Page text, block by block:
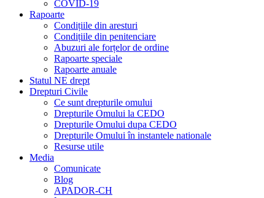
COVID-19
Rapoarte
Condițiile din aresturi
Condițiile din penitenciare
Abuzuri ale forțelor de ordine
Rapoarte speciale
Rapoarte anuale
Statul NE drept
Drepturi Civile
Ce sunt drepturile omului
Drepturile Omului la CEDO
Drepturile Omului dupa CEDO
Drepturile Omului în instantele nationale
Resurse utile
Media
Comunicate
Blog
APADOR-CH